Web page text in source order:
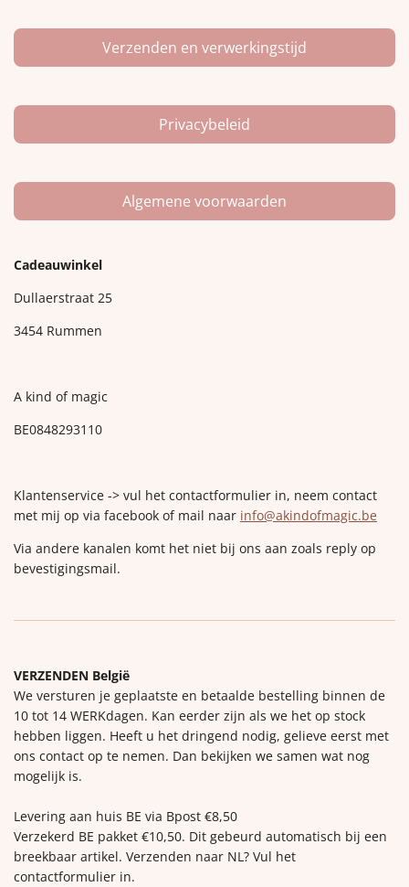
Verzenden en verwerkingstijd
Privacybeleid
Algemene voorwaarden
Cadeauwinkel
Dullaerstraat 25
3454 Rummen
A kind of magic
BE0848293110
Klantenservice -> vul het contactformulier in, neem contact
met mij op via facebook of mail naar info@akindofmagic.be
Via andere kanalen komt het niet bij ons aan zoals reply op
bevestigingsmail.
VERZENDEN België
We versturen je geplaatste en betaalde bestelling binnen de
10 tot 14 WERKdagen. Kan eerder zijn als we het op stock
hebben liggen. Heeft u het dringend nodig, gelieve eerst met
ons contact op te nemen. Dan bekijken we samen wat nog
mogelijk is.
Levering aan huis BE via Bpost €8,50
Verzekerd BE pakket €10,50. Dit gebeurd automatisch bij een
breekbaar artikel. Verzenden naar NL? Vul het
contactformulier in.